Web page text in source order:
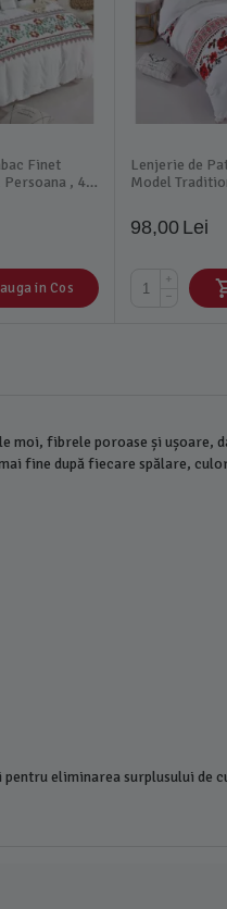
Finet
, 4
in Cos
Lenjerie de
Model
98,00 Lei
+
−
fibrele poroase și ușoare,
fine după fiecare spălare,
eliminarea surplusului de